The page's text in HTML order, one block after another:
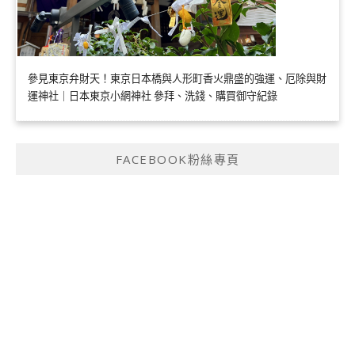
參見東京弁財天！東京日本橋與人形町香火鼎盛的強運、厄除與財
運神社｜日本東京小網神社 參拜、洗錢、購買御守紀錄
FACEBOOK粉絲專頁